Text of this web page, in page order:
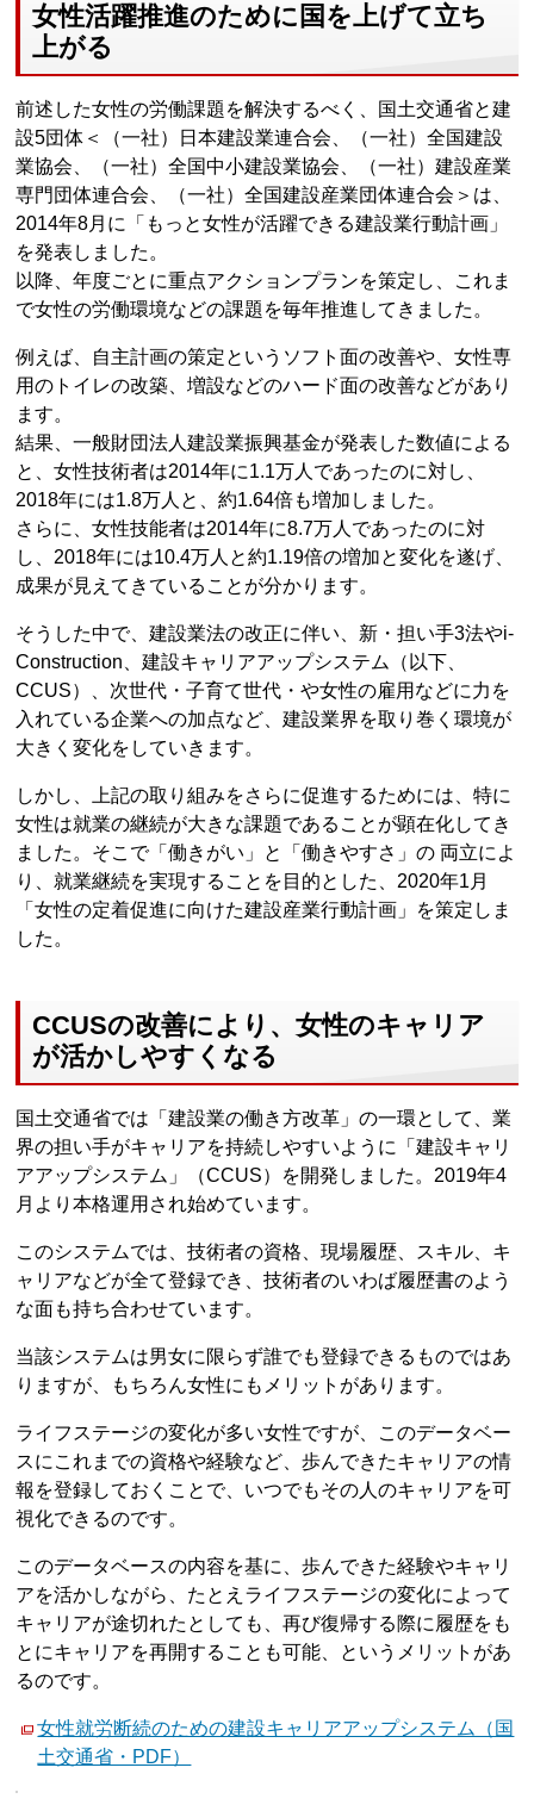
女性活躍推進のために国を上げて立ち
上がる
前述した女性の労働課題を解決するべく、国土交通省と建
設5団体＜（一社）日本建設業連合会、（一社）全国建設
業協会、（一社）全国中小建設業協会、（一社）建設産業
専門団体連合会、（一社）全国建設産業団体連合会＞は、
2014年8月に「もっと女性が活躍できる建設業行動計画」
を発表しました。
以降、年度ごとに重点アクションプランを策定し、これま
で女性の労働環境などの課題を毎年推進してきました。
例えば、自主計画の策定というソフト面の改善や、女性専
用のトイレの改築、増設などのハード面の改善などがあり
ます。
結果、一般財団法人建設業振興基金が発表した数値による
と、女性技術者は2014年に1.1万人であったのに対し、
2018年には1.8万人と、約1.64倍も増加しました。
さらに、女性技能者は2014年に8.7万人であったのに対
し、2018年には10.4万人と約1.19倍の増加と変化を遂げ、
成果が見えてきていることが分かります。
そうした中で、建設業法の改正に伴い、新・担い手3法やi-
Construction、建設キャリアアップシステム（以下、
CCUS）、次世代・子育て世代・や女性の雇用などに力を
入れている企業への加点など、建設業界を取り巻く環境が
大きく変化をしていきます。
しかし、上記の取り組みをさらに促進するためには、特に
女性は就業の継続が大きな課題であることが顕在化してき
ました。そこで「働きがい」と「働きやすさ」の 両立によ
り、就業継続を実現することを目的とした、2020年1月
「女性の定着促進に向けた建設産業行動計画」を策定しま
した。
CCUSの改善により、女性のキャリア
が活かしやすくなる
国土交通省では「建設業の働き方改革」の一環として、業
界の担い手がキャリアを持続しやすいように「建設キャリ
アアップシステム」（CCUS）を開発しました。2019年4
月より本格運用され始めています。
このシステムでは、技術者の資格、現場履歴、スキル、キ
ャリアなどが全て登録でき、技術者のいわば履歴書のよう
な面も持ち合わせています。
当該システムは男女に限らず誰でも登録できるものではあ
りますが、もちろん女性にもメリットがあります。
ライフステージの変化が多い女性ですが、このデータベー
スにこれまでの資格や経験など、歩んできたキャリアの情
報を登録しておくことで、いつでもその人のキャリアを可
視化できるのです。
このデータベースの内容を基に、歩んできた経験やキャリ
アを活かしながら、たとえライフステージの変化によって
キャリアが途切れたとしても、再び復帰する際に履歴をも
とにキャリアを再開することも可能、というメリットがあ
るのです。
女性就労断続のための建設キャリアアップシステム（国
土交通省・PDF）